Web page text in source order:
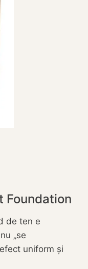
Foundation
de ten e
„se
uniform și